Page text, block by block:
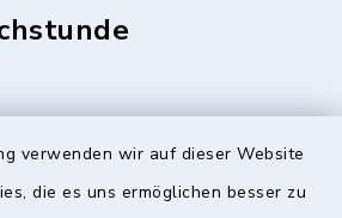
verwenden wir auf dieser Website
die es uns ermöglichen besser zu